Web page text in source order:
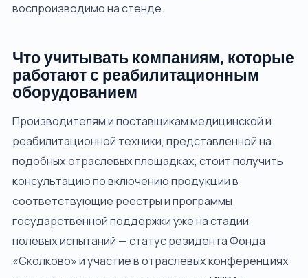
воспроизводимо на стенде.
Что учитывать компаниям, которые
работают с реабилитационным
оборудованием
Производителям и поставщикам медицинской и
реабилитационной техники, представленной на
подобных отраслевых площадках, стоит получить
консультацию по включению продукции в
соответствующие реестры и программы
государственной поддержки уже на стадии
полевых испытаний — статус резидента Фонда
«Сколково» и участие в отраслевых конференциях